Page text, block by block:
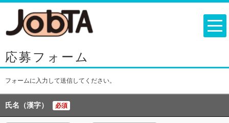
応募フォーム
フォームに入力して送信してください。
氏名（漢字） 必須